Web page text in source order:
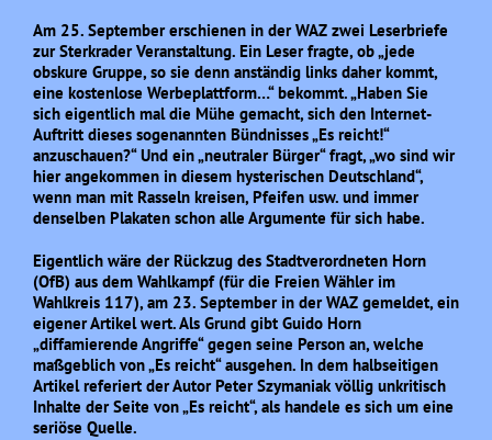
Am 25. September erschienen in der WAZ zwei Leserbriefe
zur Sterkrader Veranstaltung. Ein Leser fragte, ob „jede
obskure Gruppe, so sie denn anständig links daher kommt,
eine kostenlose Werbeplattform…“ bekommt. „Haben Sie
sich eigentlich mal die Mühe gemacht, sich den Internet-
Auftritt dieses sogenannten Bündnisses „Es reicht!“
anzuschauen?“ Und ein „neutraler Bürger“ fragt, „wo sind wir
hier angekommen in diesem hysterischen Deutschland“,
wenn man mit Rasseln kreisen, Pfeifen usw. und immer
denselben Plakaten schon alle Argumente für sich habe.
Eigentlich wäre der Rückzug des Stadtverordneten Horn
(OfB) aus dem Wahlkampf (für die Freien Wähler im
Wahlkreis 117), am 23. September in der WAZ gemeldet, ein
eigener Artikel wert. Als Grund gibt Guido Horn
„diffamierende Angriffe“ gegen seine Person an, welche
maßgeblich von „Es reicht“ ausgehen. In dem halbseitigen
Artikel referiert der Autor Peter Szymaniak völlig unkritisch
Inhalte der Seite von „Es reicht“, als handele es sich um eine
seriöse Quelle.